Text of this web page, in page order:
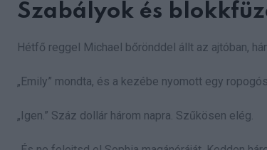
Szabályok és
Hétfő reggel Michael bőrönddel állt az ajtóban,
„Emily” mondta, és a kezébe nyomott egy
„Igen.” Száz dollár három napra. Szűkösen elég.